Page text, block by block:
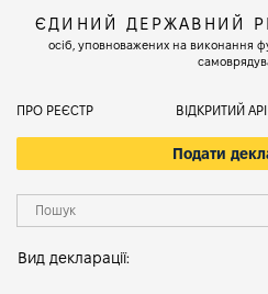
ЄДИНИЙ ДЕРЖАВНИЙ
осіб, уповноважених на виконання
ПРО РЕЄСТР ВІДКРИТИЙ АРІ
Подати
Вид декларації: